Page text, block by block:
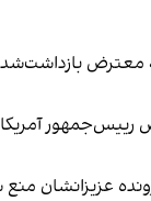
معترض
رییس‌جمهور
عزیزانشان